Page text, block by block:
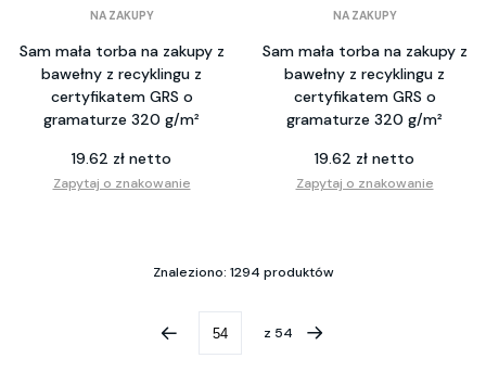
NA ZAKUPY
Sam mała torba na zakupy z
bawełny z recyklingu z
certyfikatem GRS o
gramaturze 320 g/m²
19.62 zł netto
Zapytaj o znakowanie
NA ZAKUPY
Sam mała torba na zakupy z
bawełny z recyklingu z
certyfikatem GRS o
gramaturze 320 g/m²
19.62 zł netto
Zapytaj o znakowanie
Znaleziono: 1294 produktów
z 54